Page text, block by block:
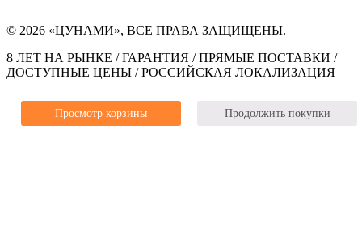
© 2026 «ЦУНАМИ», ВСЕ ПРАВА ЗАЩИЩЕНЫ.
8 ЛЕТ НА РЫНКЕ / ГАРАНТИЯ / ПРЯМЫЕ ПОСТАВКИ /
ДОСТУПНЫЕ ЦЕНЫ / РОССИЙСКАЯ ЛОКАЛИЗАЦИЯ
Просмотр корзины Продолжить покупки